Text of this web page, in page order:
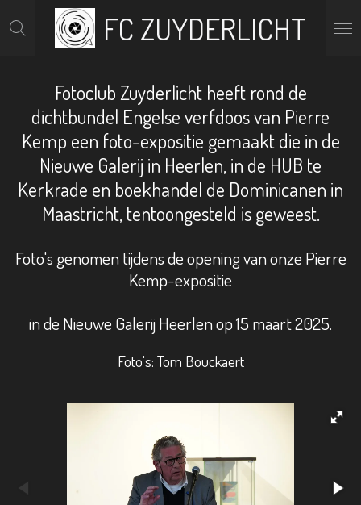
direct
hoofdinhoud
FC ZUYDERLICHT
Fotoclub Zuyderlicht heeft rond de
dichtbundel Engelse verfdoos van Pierre
Kemp een foto-expositie gemaakt die in de
Nieuwe Galerij in Heerlen, in de HUB te
Kerkrade en boekhandel de Dominicanen in
Maastricht, tentoongesteld is geweest.
Foto's genomen tijdens de opening van onze Pierre
Kemp-expositie
in de Nieuwe Galerij Heerlen op 15 maart 2025.
Foto's: Tom Bouckaert